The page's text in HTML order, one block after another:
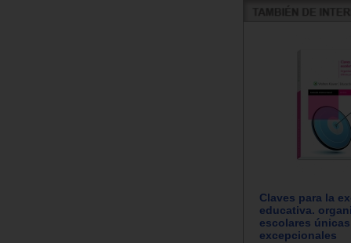
Claves para la
educativa.
escolares
excepcionales